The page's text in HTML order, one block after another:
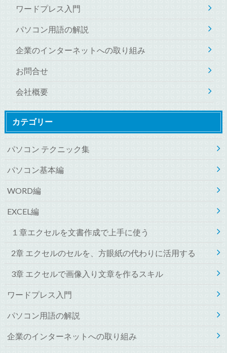
ワードプレス入門
パソコン用語の解説
企業のインターネットへの取り組み
お問合せ
会社概要
カテゴリー
パソコン テクニック集
パソコン基本編
WORD編
EXCEL編
１章エクセルを文書作成で上手に使う
2章 エクセルのセルを、方眼紙の代わりに活用する
3章 エクセルで画像入り文章を作るスキル
ワードプレス入門
パソコン用語の解説
企業のインターネットへの取り組み